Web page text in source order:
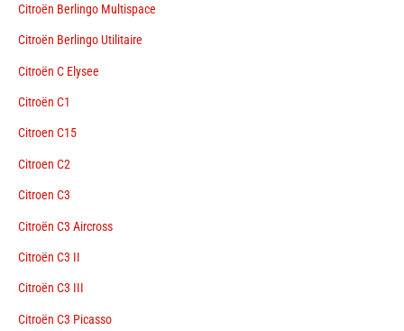
Citroën Berlingo Multispace
Citroën Berlingo Utilitaire
Citroën C Elysee
Citroën C1
Citroen C15
Citroen C2
Citroen C3
Citroën C3 Aircross
Citroën C3 II
Citroën C3 III
Citroën C3 Picasso